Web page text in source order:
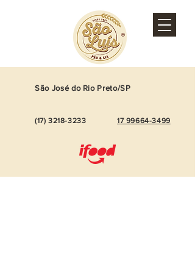
São José do Rio Preto/SP
(17) 3218-3233 17 99664-3499